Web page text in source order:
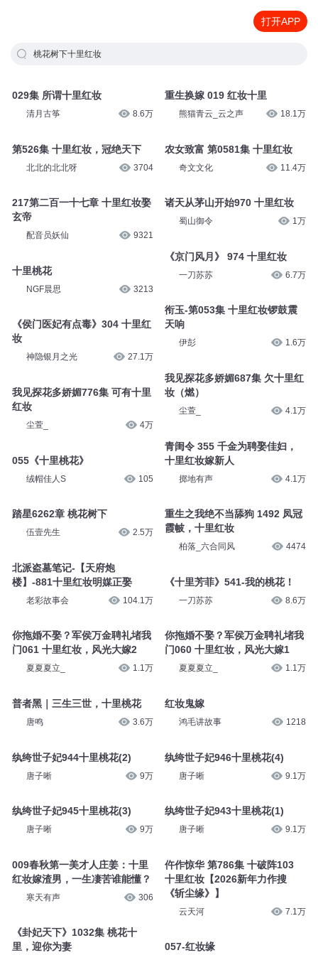
打开APP
桃花树下十里红妆
029集 所谓十里红妆
清月古筝 8.6万
第526集 十里红妆，冠绝天下
北北的北北呀 3704
217第二百一十七章 十里红妆娶
玄帝
配音员妖仙 9321
十里桃花
NGF晨思 3213
《侯门医妃有点毒》304 十里红
妆
神隐银月之光 27.1万
我见探花多娇媚776集 可有十里
红妆
尘萱_ 4万
055《十里桃花》
绒帽佳人S 105
踏星6262章 桃花树下
伍壹先生 2.5万
北派盗墓笔记-【天府炮
楼】-881十里红妆明媒正娶
老彩故事会 104.1万
你拖婚不娶？军侯万金聘礼堵我
门061 十里红妆，风光大嫁2
夏夏夏立_ 1.1万
普者黑｜三生三世，十里桃花
唐鸣 3.6万
纨绔世子妃944十里桃花(2)
唐子晰 9万
纨绔世子妃945十里桃花(3)
唐子晰 9万
009春秋第一美才人庄姜：十里
红妆嫁渣男，一生凄苦谁能懂？
寒天有声 306
《卦妃天下》1032集 桃花十
里，迎你为妻
重生换嫁 019 红妆十里
熊猫青云_云之声 18.1万
农女致富 第0581集 十里红妆
奇文文化 11.4万
诸天从茅山开始970 十里红妆
蜀山御令 1万
《京门风月》 974 十里红妆
一刀苏苏 6.7万
衔玉-第053集 十里红妆锣鼓震
天响
伊彭 1.6万
我见探花多娇媚687集 欠十里红
妆（燃）
尘萱_ 4.1万
青闺令 355 千金为聘娶佳妇，
十里红妆嫁新人
掷地有声 4.1万
重生之我绝不当舔狗 1492 凤冠
霞帔，十里红妆
柏落_六合同风 4474
《十里芳菲》541-我的桃花！
一刀苏苏 8.6万
你拖婚不娶？军侯万金聘礼堵我
门060 十里红妆，风光大嫁1
夏夏夏立_ 1.1万
红妆鬼嫁
鸿毛讲故事 1218
纨绔世子妃946十里桃花(4)
唐子晰 9.1万
纨绔世子妃943十里桃花(1)
唐子晰 9.1万
仵作惊华 第786集 十破阵103
十里红妆【2026新年力作搜
《斩尘缘》】
云天河 7.1万
057-红妆缘